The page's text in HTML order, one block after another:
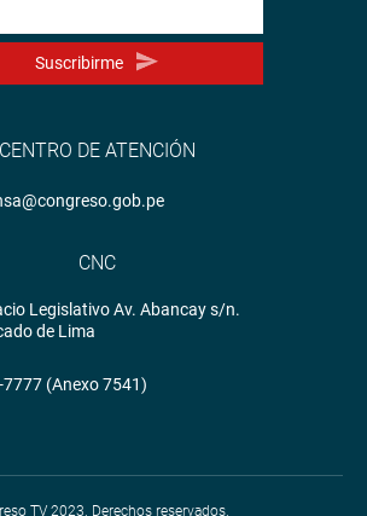
Suscribirme
CENTRO DE ATENCIÓN
CNC
Legislativo Av. Abancay s/n.
de Lima
(Anexo 7541)
TV 2023. Derechos reservados.